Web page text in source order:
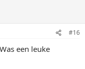
#16
een leuke